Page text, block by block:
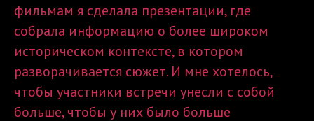
фильмам я сделала презентации, где
собрала информацию о более широком
историческом контексте, в котором
разворачивается сюжет. И мне хотелось,
чтобы участники встречи унесли с собой
больше, чтобы у них было больше